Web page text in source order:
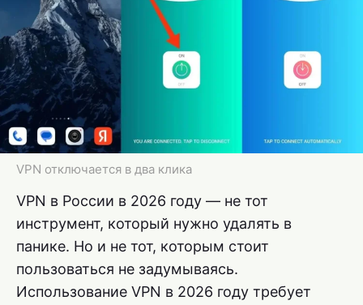
VPN отключается в два клика
VPN в России в 2026 году — не тот
инструмент, который нужно удалять в
панике. Но и не тот, которым стоит
пользоваться не задумываясь.
Использование VPN в 2026 году требует